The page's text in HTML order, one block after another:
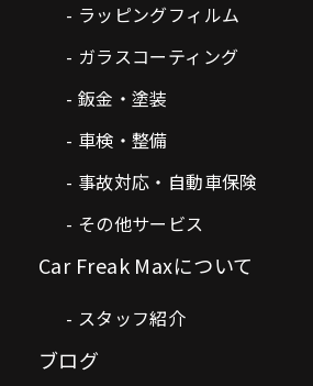
ラッピングフィルム
ガラスコーティング
鈑金・塗装
車検・整備
事故対応・自動車保険
その他サービス
Car Freak Maxについて
スタッフ紹介
ブログ